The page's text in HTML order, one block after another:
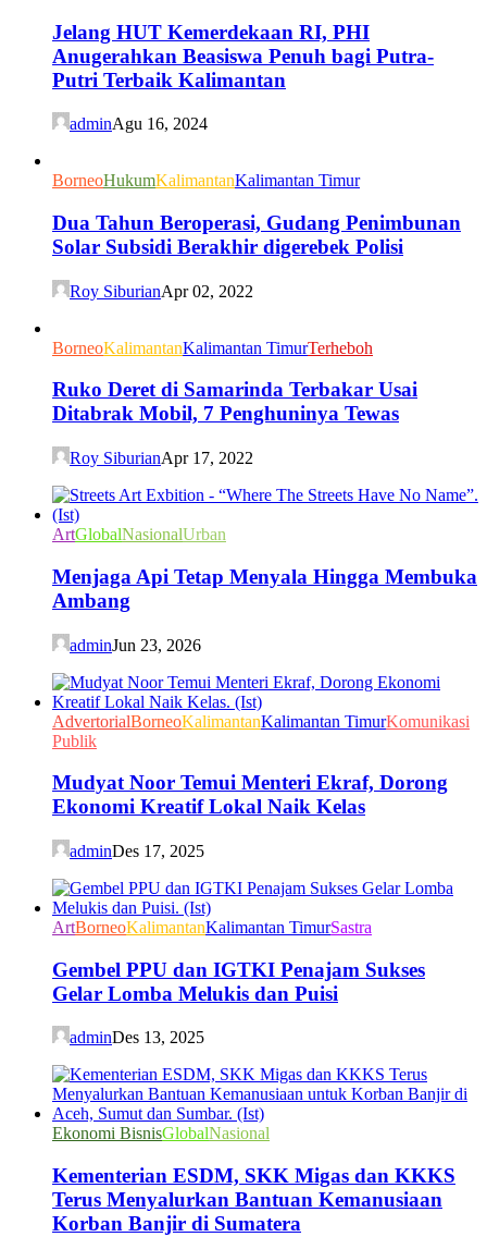
Jelang HUT Kemerdekaan RI, PHI
Anugerahkan Beasiswa Penuh bagi Putra-
Putri Terbaik Kalimantan
adminAgu 16, 2024
BorneoHukumKalimantanKalimantan Timur
Dua Tahun Beroperasi, Gudang Penimbunan
Solar Subsidi Berakhir digerebek Polisi
Roy SiburianApr 02, 2022
BorneoKalimantanKalimantan TimurTerheboh
Ruko Deret di Samarinda Terbakar Usai
Ditabrak Mobil, 7 Penghuninya Tewas
Roy SiburianApr 17, 2022
ArtGlobalNasionalUrban
Menjaga Api Tetap Menyala Hingga Membuka
Ambang
adminJun 23, 2026
AdvertorialBorneoKalimantanKalimantan TimurKomunikasi
Publik
Mudyat Noor Temui Menteri Ekraf, Dorong
Ekonomi Kreatif Lokal Naik Kelas
adminDes 17, 2025
ArtBorneoKalimantanKalimantan TimurSastra
Gembel PPU dan IGTKI Penajam Sukses
Gelar Lomba Melukis dan Puisi
adminDes 13, 2025
Ekonomi BisnisGlobalNasional
Kementerian ESDM, SKK Migas dan KKKS
Terus Menyalurkan Bantuan Kemanusiaan
Korban Banjir di Sumatera